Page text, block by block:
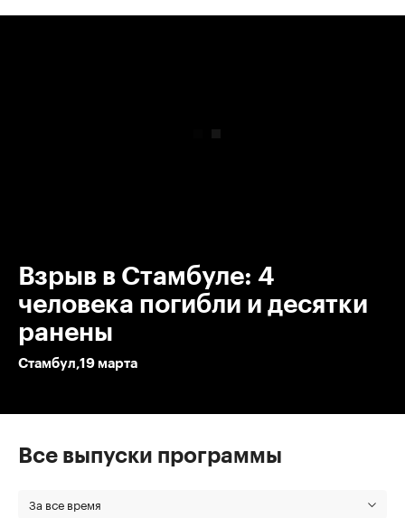
Взрыв в Стамбуле: 4
человека погибли и десятки
ранены
Стамбул,19 марта
Все выпуски программы
За все время